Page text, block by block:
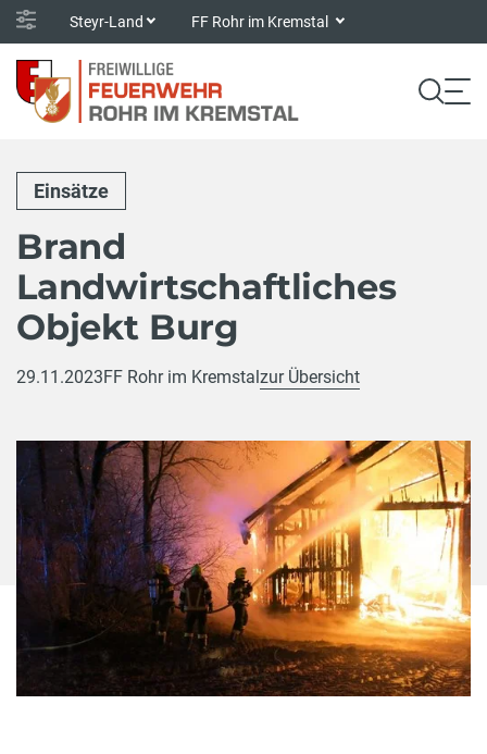
Steyr-Land FF Rohr im Kremstal
Einsätze
Brand
Landwirtschaftliches
Objekt Burg
29.11.2023FF Rohr im Kremstal zur Übersicht